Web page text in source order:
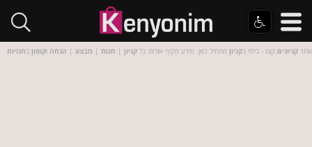
אתר קניונים.קום - בילוי בקניון מתחיל כאן. מידע מקיף אודות כל קניון | חנות | מבצע | הנחה וקופון בחנויות